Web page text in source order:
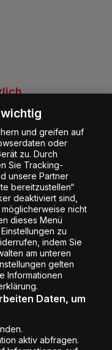
Liste
Einstellung
und greifen auf
oder
zu. Durch
Sie Tracking-
unsere Partner
bereitzustellen“
deaktiviert sind,
nicht
dieses Menü
zu
indem Sie
am unteren
gelten
Informationen
Daten, um
aktiv abfragen.